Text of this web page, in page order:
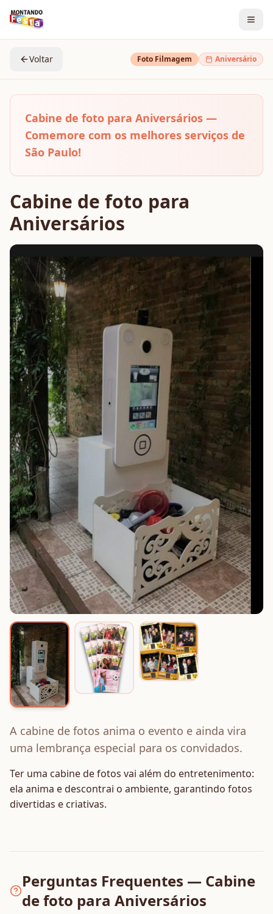
Voltar Foto Filmagem Aniversário
Cabine de foto para Aniversários —
Comemore com os melhores serviços de
São Paulo!
Cabine de foto para
Aniversários
A cabine de fotos anima o evento e ainda vira
uma lembrança especial para os convidados.
Ter uma cabine de fotos vai além do entretenimento:
ela anima e descontrai o ambiente, garantindo fotos
divertidas e criativas.
Perguntas Frequentes — Cabine
de foto para Aniversários